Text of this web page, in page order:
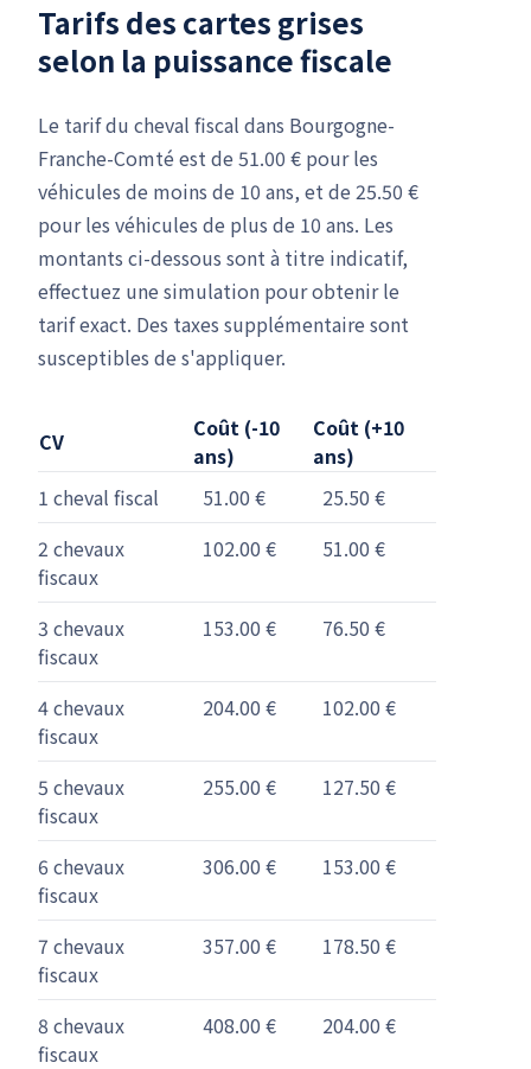
Tarifs des cartes grises
selon la puissance fiscale
Le tarif du cheval fiscal dans Bourgogne-
Franche-Comté est de 51.00 € pour les
véhicules de moins de 10 ans, et de 25.50 €
pour les véhicules de plus de 10 ans. Les
montants ci-dessous sont à titre indicatif,
effectuez une simulation pour obtenir le
tarif exact. Des taxes supplémentaire sont
susceptibles de s'appliquer.
CV
Coût (-10
ans)
Coût (+10
ans)
1 cheval fiscal
51.00 €
25.50 €
2 chevaux
fiscaux
102.00 € 51.00 €
3 chevaux
fiscaux
153.00 € 76.50 €
4 chevaux
fiscaux
204.00 € 102.00 €
5 chevaux
fiscaux
255.00 € 127.50 €
6 chevaux
fiscaux
306.00 € 153.00 €
7 chevaux
fiscaux
357.00 € 178.50 €
8 chevaux
fiscaux
408.00 € 204.00 €